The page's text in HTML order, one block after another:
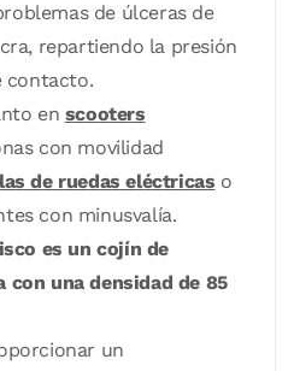
de úlceras de
repartiendo la presión
contacto.
en scooters
con movilidad
de ruedas eléctricas o
con minusvalía.
es un cojín de
con una densidad de 85
un